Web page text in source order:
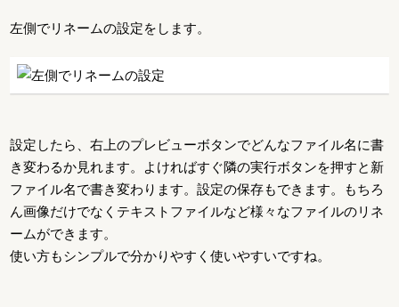
左側でリネームの設定をします。
設定したら、右上のプレビューボタンでどんなファイル名に書
き変わるか見れます。よければすぐ隣の実行ボタンを押すと新
ファイル名で書き変わります。設定の保存もできます。もちろ
ん画像だけでなくテキストファイルなど様々なファイルのリネ
ームができます。
使い方もシンプルで分かりやすく使いやすいですね。